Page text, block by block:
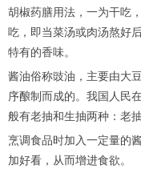
胡椒药膳用法，一为干吃
吃，即当菜汤或肉汤熬好
特有的香味。
酱油俗称豉油，主要由大
序酿制而成的。我国人民
般有老抽和生抽两种：老
烹调食品时加入一定量的
加好看，从而增进食欲。